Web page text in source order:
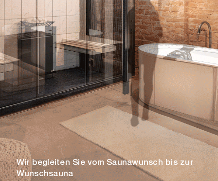
Wir begleiten Sie vom Saunawunsch bis zur
Wunschsauna